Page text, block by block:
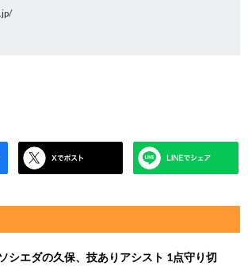
シエダの久保、技ありアシスト 1点守り切